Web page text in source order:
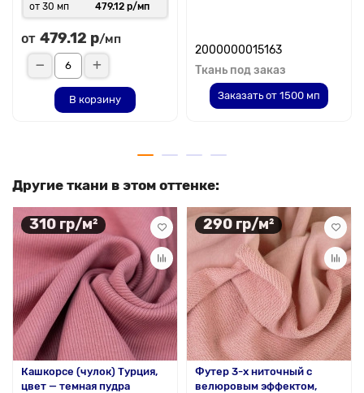
от 30 мп 479.12 р/мп
от 479.12 р/мп
В корзину
2000000015163
Ткань под заказ
Заказать от 1500 мп
Другие ткани в этом оттенке:
310 гр/м²
Кашкорсе (чулок) Турция,
цвет — темная пудра
290 гр/м²
Футер 3-х ниточный с
велюровым эффектом,